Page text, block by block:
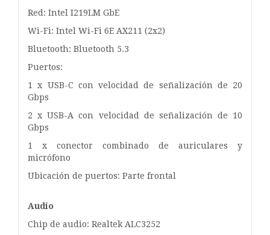
Red: Intel I219LM GbE
Wi-Fi: Intel Wi-Fi 6E AX211 (2x2)
Bluetooth: Bluetooth 5.3
Puertos:
1 x USB-C con velocidad de señalización de 20
Gbps
2 x USB-A con velocidad de señalización de 10
Gbps
1 x conector combinado de auriculares y
micrófono
Ubicación de puertos: Parte frontal
Audio
Chip de audio: Realtek ALC3252